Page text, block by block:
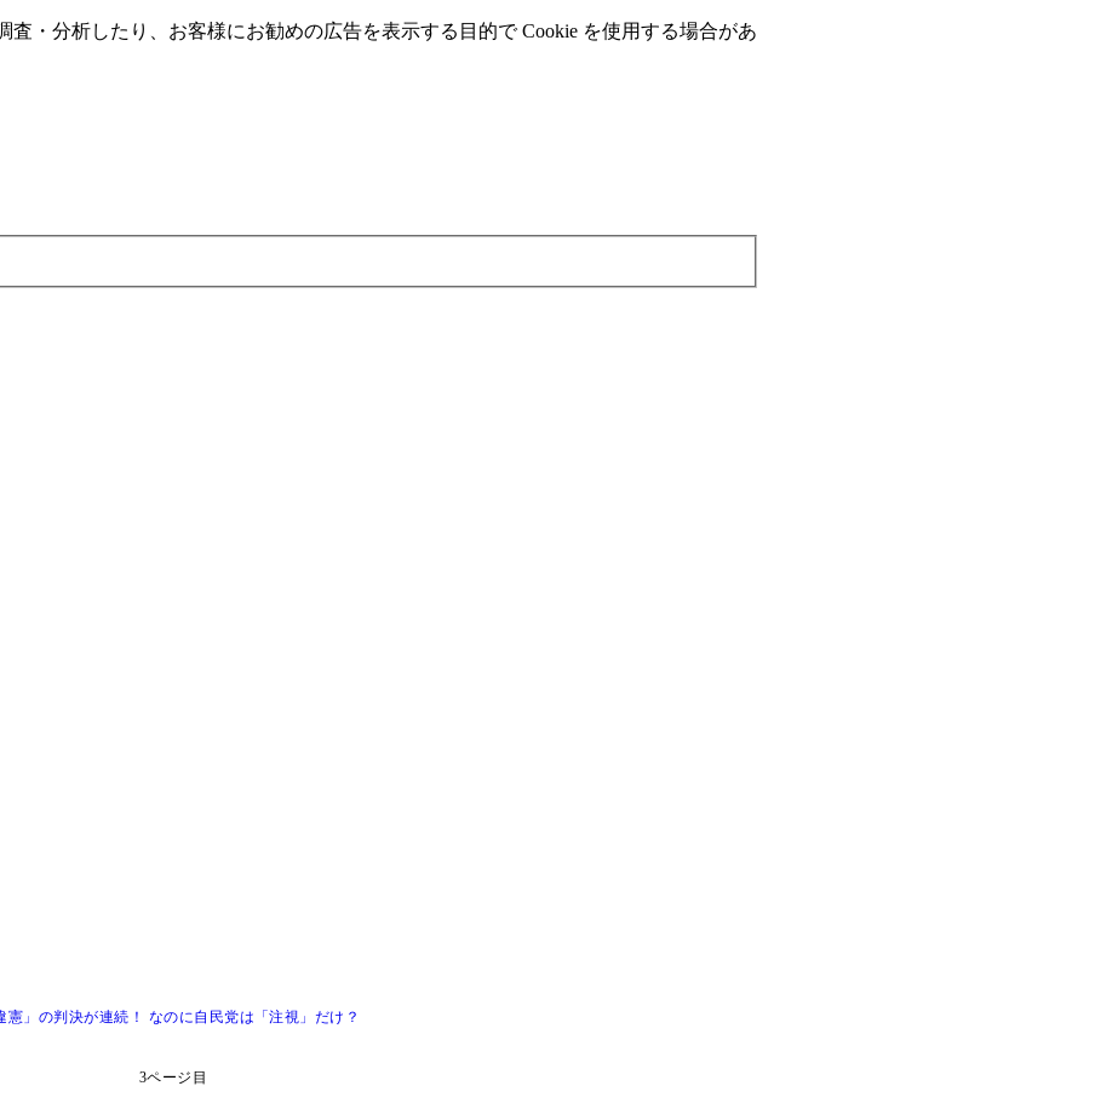
・分析したり、お客様にお勧めの広告を表⽰する⽬的で Cookie を使⽤する場合があ
憲」の判決が連続！ なのに自民党は「注視」だけ？
3ページ目